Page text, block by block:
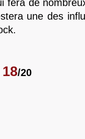
fera de
une des
18/20